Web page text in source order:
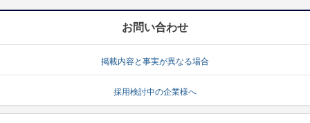
お問い合わせ
掲載内容と事実が異なる場合
採用検討中の企業様へ